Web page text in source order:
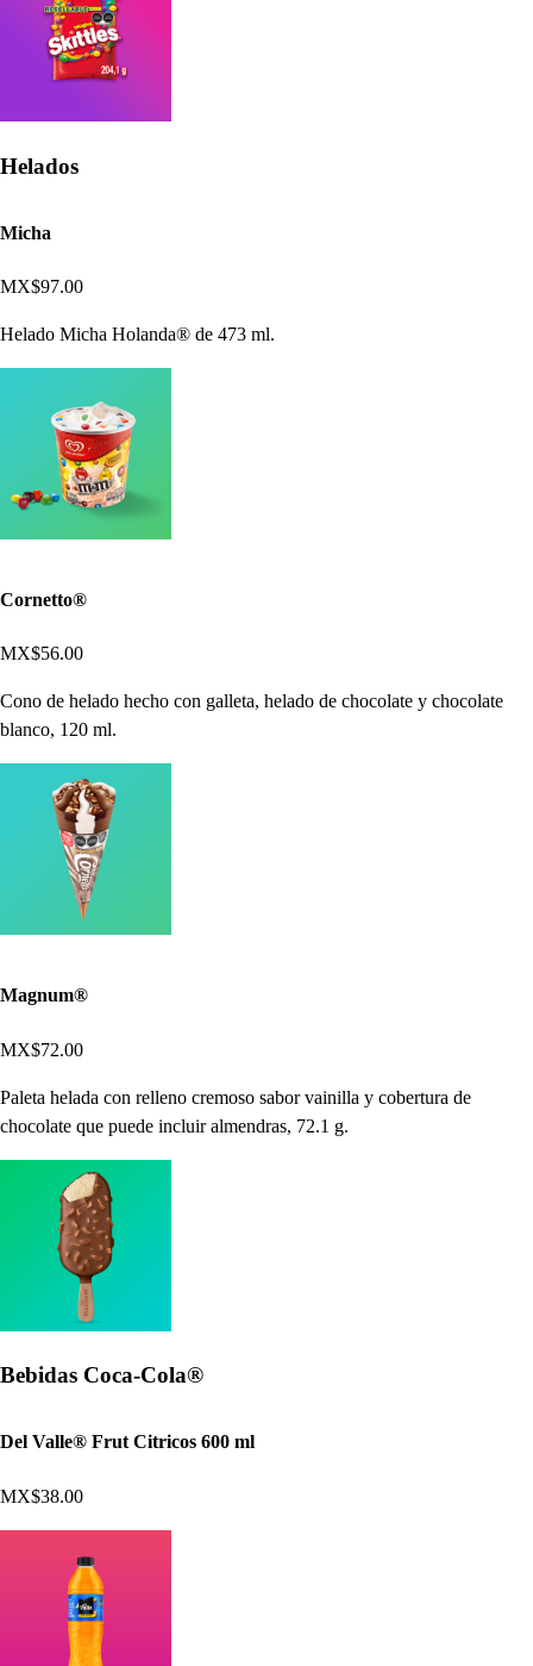
Helados
Micha
MX$97.00
Helado Micha Holanda® de 473 ml.
Cornetto®
MX$56.00
Cono de helado hecho con galleta, helado de chocolate y chocolate
blanco, 120 ml.
Magnum®
MX$72.00
Paleta helada con relleno cremoso sabor vainilla y cobertura de
chocolate que puede incluir almendras, 72.1 g.
Bebidas Coca-Cola®
Del Valle® Frut Citricos 600 ml
MX$38.00